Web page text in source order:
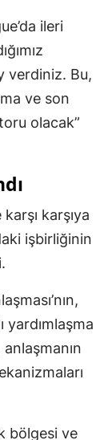
ileri
verdiniz. Bu,
ve son
olacak”
karşıya
işbirliğinin
yardımlaşma
bölgesi ve